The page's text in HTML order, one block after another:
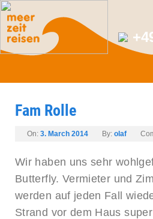
Fam Rolle
On: 3. March 2014 By: olaf
Wir haben uns sehr
Butterfly. Vermieter und
werden auf jeden Fall
Strand vor dem Haus